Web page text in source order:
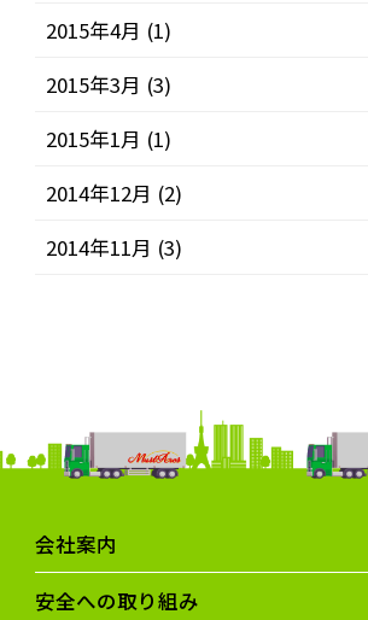
2015年4月 (1)
2015年3月 (3)
2015年1月 (1)
2014年12月 (2)
2014年11月 (3)
会社案内
安全への取り組み